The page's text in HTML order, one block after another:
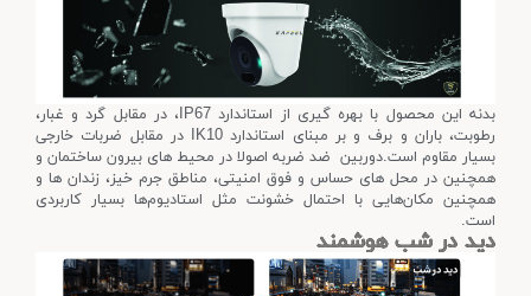
بدنه این محصول با بهره گیری از استاندارد IP67، در مقابل گرد و غبار،
رطوبت، باران و برف و بر مبنای استاندارد IK10 در مقابل ضربات خارجی
بسیار مقاوم است.دوربین ضد ضربه اصولا در محیط های بیرون ساختمان و
همچنین در محل های حساس و فوق امنیتی، مناطق جرم خیز، زندان ها و
همچنین مکان‌هایی با احتمال خشونت مثل استادیوم‌ها بسیار کاربردی
است.
دید در شب هوشمند